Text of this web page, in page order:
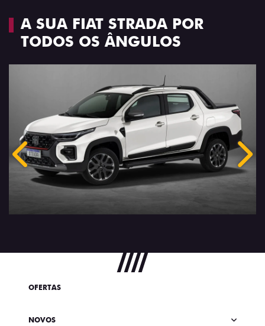
A SUA FIAT STRADA POR
TODOS OS ÂNGULOS
Anterior
OFERTAS
NOVOS